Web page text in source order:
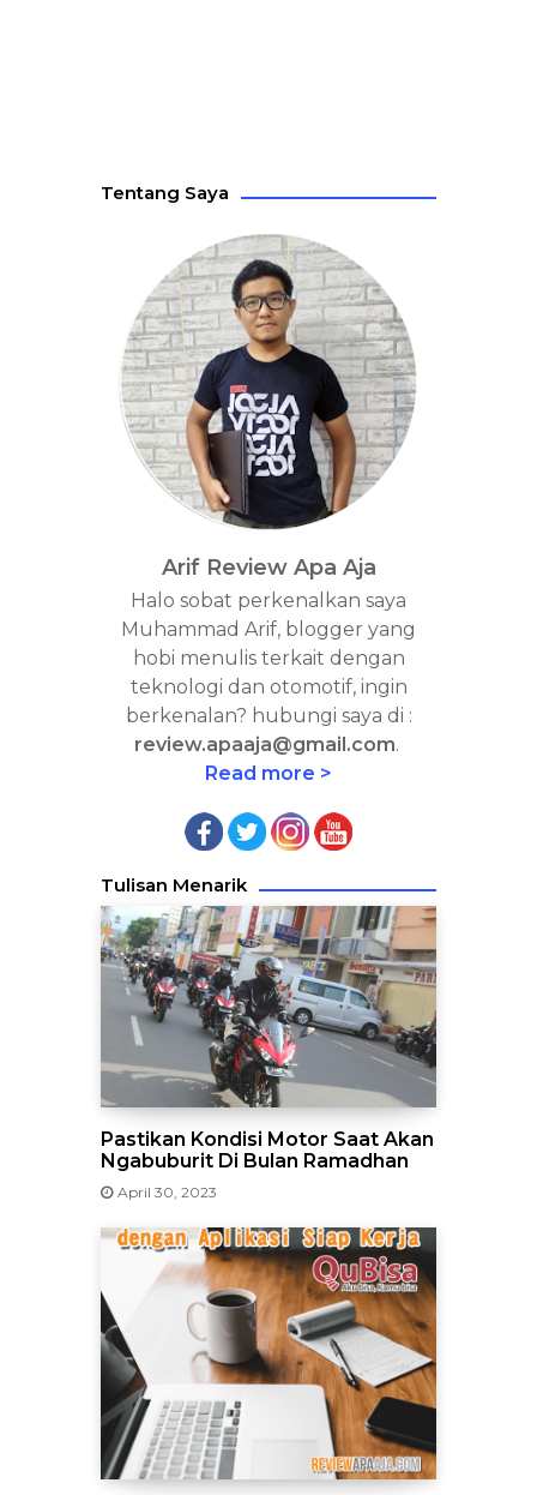
Tentang Saya
Arif Review Apa Aja
Halo sobat perkenalkan saya
Muhammad Arif, blogger yang
hobi menulis terkait dengan
teknologi dan otomotif, ingin
berkenalan? hubungi saya di :
review.apaaja@gmail.com.
Read more >
Tulisan Menarik
Pastikan Kondisi Motor Saat Akan
Ngabuburit Di Bulan Ramadhan
April 30, 2023